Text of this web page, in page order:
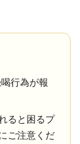
行為が報
ると困るプ
ご注意くだ